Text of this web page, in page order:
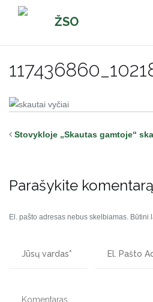
Pereiti
ŽSO
Stovykloje „Skautas gamtoje“
Parašykite komentarą
El. pašto adresas nebus skelbiamas. Būtini